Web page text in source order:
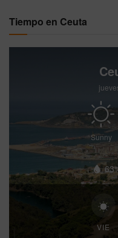
Tiempo en Ceuta
Sunny
VIE